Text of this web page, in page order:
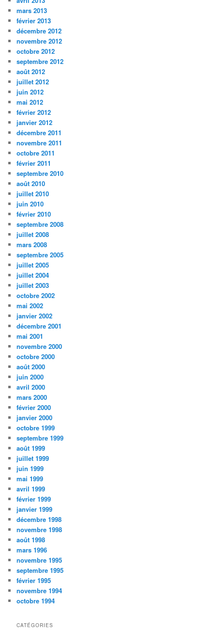
mars 2013
février 2013
décembre 2012
novembre 2012
octobre 2012
septembre 2012
août 2012
juillet 2012
juin 2012
mai 2012
février 2012
janvier 2012
décembre 2011
novembre 2011
octobre 2011
février 2011
septembre 2010
août 2010
juillet 2010
juin 2010
février 2010
septembre 2008
juillet 2008
mars 2008
septembre 2005
juillet 2005
juillet 2004
juillet 2003
octobre 2002
mai 2002
janvier 2002
décembre 2001
mai 2001
novembre 2000
octobre 2000
août 2000
juin 2000
avril 2000
mars 2000
février 2000
janvier 2000
octobre 1999
septembre 1999
août 1999
juillet 1999
juin 1999
mai 1999
avril 1999
février 1999
janvier 1999
décembre 1998
novembre 1998
août 1998
mars 1996
novembre 1995
septembre 1995
février 1995
novembre 1994
octobre 1994
CATÉGORIES